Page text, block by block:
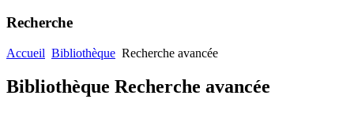
Recherche
Accueil Bibliothèque Recherche avancée
Bibliothèque Recherche avancée